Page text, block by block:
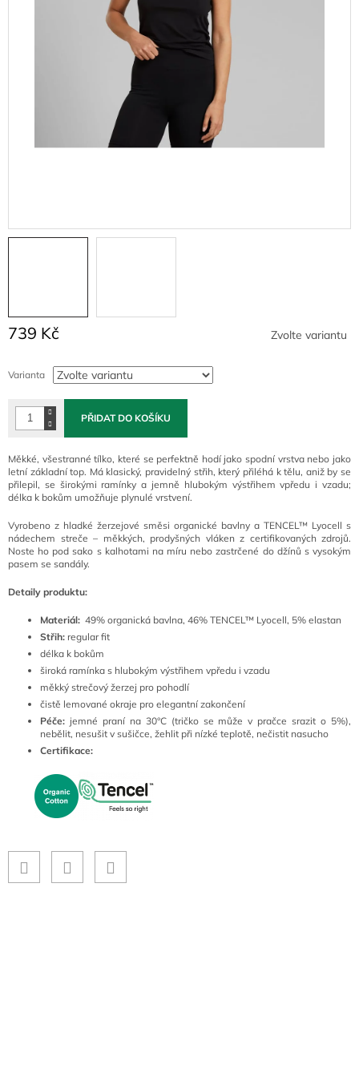
739 Kč
cena:
Zvolte variantu
Varianta
PŘIDAT DO KOŠÍKU
Měkké, všestranné tílko, které se perfektně hodí jako spodní vrstva nebo jako
letní základní top. Má klasický, pravidelný střih, který přiléhá k tělu, aniž by se
přilepil, se širokými ramínky a jemně hlubokým výstřihem vpředu i vzadu;
délka k bokům umožňuje plynulé vrstvení.
Vyrobeno z hladké žerzejové směsi organické bavlny a TENCEL™ Lyocell s
nádechem streče – měkkých, prodyšných vláken z certifikovaných zdrojů.
Noste ho pod sako s kalhotami na míru nebo zastrčené do džínů s vysokým
pasem se sandály.
Detaily produktu:
Materiál: 49% organická bavlna, 46% TENCEL™ Lyocell, 5% elastan
Střih: regular fit
délka k bokům
široká ramínka s hlubokým výstřihem vpředu i vzadu
měkký strečový žerzej pro pohodlí
čistě lemované okraje pro elegantní zakončení
Péče: jemné praní na 30°C (tričko se může v pračce srazit o 5%),
nebělit, nesušit v sušičce, žehlit při nízké teplotě, nečistit nasucho
Certifikace: